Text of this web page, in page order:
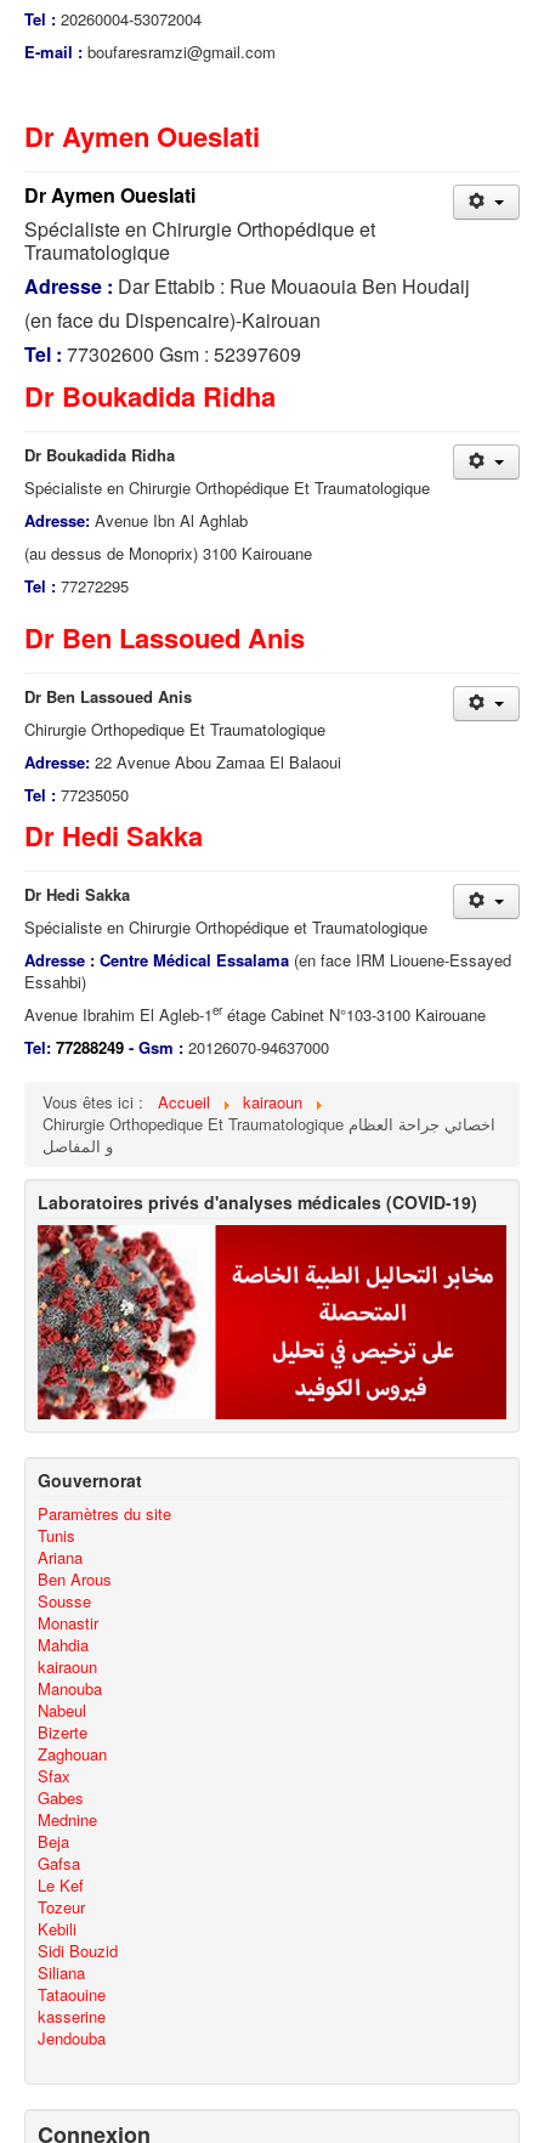
Tel : 20260004-53072004
E-mail : boufaresramzi@gmail.com
Dr Aymen Oueslati
Dr Aymen Oueslati
Spécialiste en Chirurgie Orthopédique et
Traumatologique
Adresse : Dar Ettabib : Rue Mouaouia Ben Houdaij
(en face du Dispencaire)-Kairouan
Tel : 77302600 Gsm : 52397609
Dr Boukadida Ridha
Dr Boukadida Ridha
Spécialiste en Chirurgie Orthopédique Et Traumatologique
Adresse: Avenue Ibn Al Aghlab
(au dessus de Monoprix) 3100 Kairouane
Tel : 77272295
Dr Ben Lassoued Anis
Dr Ben Lassoued Anis
Chirurgie Orthopedique Et Traumatologique
Adresse: 22 Avenue Abou Zamaa El Balaoui
Tel : 77235050
Dr Hedi Sakka
Dr Hedi Sakka
Spécialiste en Chirurgie Orthopédique et Traumatologique
Adresse : Centre Médical Essalama (en face IRM Liouene-Essayed
Essahbi)
Avenue Ibrahim El Agleb-1er étage Cabinet N°103-3100 Kairouane
Tel: 77288249 - Gsm : 20126070-94637000
Vous êtes ici : Accueil
kairaoun
Chirurgie Orthopedique Et Traumatologique اخصائي جراحة العظام
و المفاصل
Laboratoires privés d'analyses médicales (COVID-19)
Gouvernorat
Paramètres du site
Tunis
Ariana
Ben Arous
Sousse
Monastir
Mahdia
kairaoun
Manouba
Nabeul
Bizerte
Zaghouan
Sfax
Gabes
Mednine
Beja
Gafsa
Le Kef
Tozeur
Kebili
Sidi Bouzid
Siliana
Tataouine
kasserine
Jendouba
Connexion